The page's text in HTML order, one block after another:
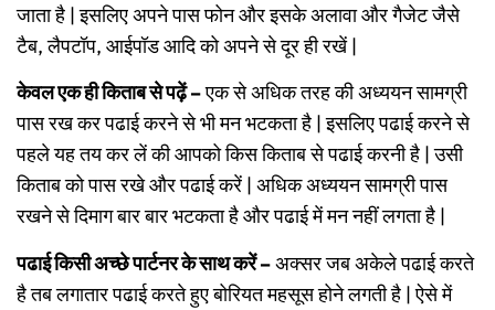
जाता है | इसलिए अपने पास फोन और इसके अलावा और गैजेट जैसे
टैब, लैपटॉप, आईपॉड आदि को अपने से दूर ही रखें |
केवल एक ही किताब से पढ़ें –एक से अधिक तरह की अध्ययन सामग्री
पास रख कर पढाई करने से भी मन भटकता है | इसलिए पढाई करने से
पहले यह तय कर लें की आपको किस किताब से पढाई करनी है | उसी
किताब को पास रखे और पढाई करें | अधिक अध्ययन सामग्री पास
रखने से दिमाग बार बार भटकता है और पढाई में मन नहीं लगता है |
पढाई किसी अच्छे पार्टनर के साथ करें –अक्सर जब अकेले पढाई करते
है तब लगातार पढाई करते हुए बोरियत महसूस होने लगती है | ऐसे में